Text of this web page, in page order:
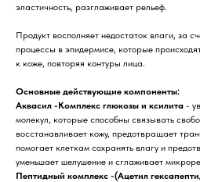
эластичность, разглаживает рельеф.
Продукт восполняет недостаток влаги, за
процессы в эпидермисе, которые
к коже, повторяя контуры лица.
Основные действующие компоненты:
Аквасил -Комплекс глюкозы и ксилита -
молекул, которые способны связывать
восстанавливает кожу, предотвращает
помогает клеткам сохранять влагу и
уменьшает шелушение и сглаживает
Пептидный комплекс -(Ацетил